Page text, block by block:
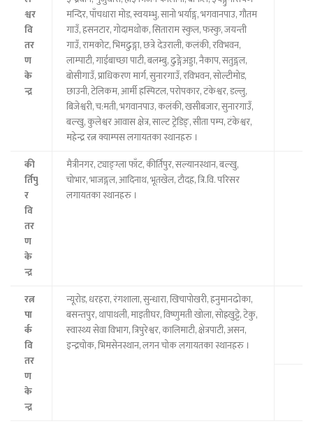
श्वर
वि
तर
ण
के
न्द्र
मन्दिर, पाँचधारा मोड, स्वयम्भु, सानो भर्याङ्ग, भगवानपाउ, गौतम
गाउँ, हसनटार, गोदामथोक, सिताराम स्कुल, फस्कु, जयन्ती
गाउँ, रामकोट, भिमढुङ्गा, छत्रे देउराली, कलंकी, रविभवन,
लाम्पाटी, गाईबाच्छा पाटी, बलम्बु, ढुङ्गेअड्डा, नैकाप, सतुङ्गल,
बोसीगाउँ, प्राधिकरण मार्ग, सुनारगाउँ, रविभवन, सोल्टीमोड,
छाउनी, टेलिकम, आर्मी हस्पिटल, परोपकार, टंकेश्वर, डल्लु,
बिजेश्वरी, च:मती, भगवानपाउ, कलंकी, खसीबजार, सुनारगाउँ,
बल्खु, कुलेश्वर आवास क्षेत्र, साल्ट ट्रेडिङ्, सीता पम्प, टंकेश्वर,
महेन्द्र रत्न क्याम्पस लगायतका स्थानहरु ।
की
र्तिपु
र
वि
तर
ण
के
न्द्र
मैत्रीनगर, ट्याङ्ग्ला फाँट, कीर्तिपुर, सल्यानस्थान, बल्खु,
चोभार, भाजङ्गल, आदिनाथ, भूतखेल, टौदह, त्रि.वि. परिसर
लगायतका स्थानहरु ।
रत्न
पा
र्क
वि
तर
ण
के
न्द्र
न्यूरोड, धरहरा, रंगशाला, सुन्धारा, खिचापोखरी, हनुमानढोका,
बसन्तपुर, थापाथली, माइतीघर, विष्णुमती खोला, सोह्रखुट्टे, टेकु,
स्वास्थ्य सेवा विभाग, त्रिपुरेश्वर, कालिमाटी, क्षेत्रपाटी, असन,
इन्द्रचोक, भिमसेनस्थान, लगन चोक लगायतका स्थानहरु ।